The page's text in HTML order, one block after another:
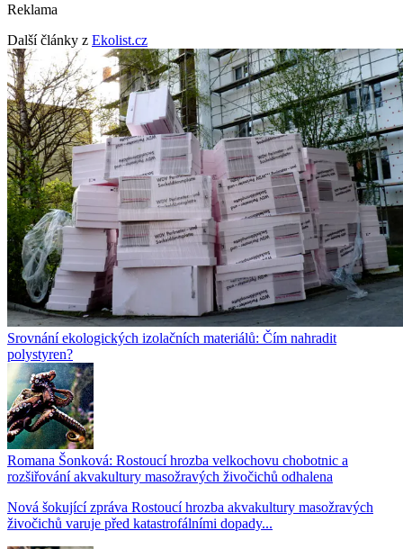
Reklama
Další články z Ekolist.cz
Srovnání ekologických izolačních materiálů: Čím nahradit
polystyren?
Romana Šonková: Rostoucí hrozba velkochovu chobotnic a
rozšiřování akvakultury masožravých živočichů odhalena
Nová šokující zpráva Rostoucí hrozba akvakultury masožravých
živočichů varuje před katastrofálními dopady...